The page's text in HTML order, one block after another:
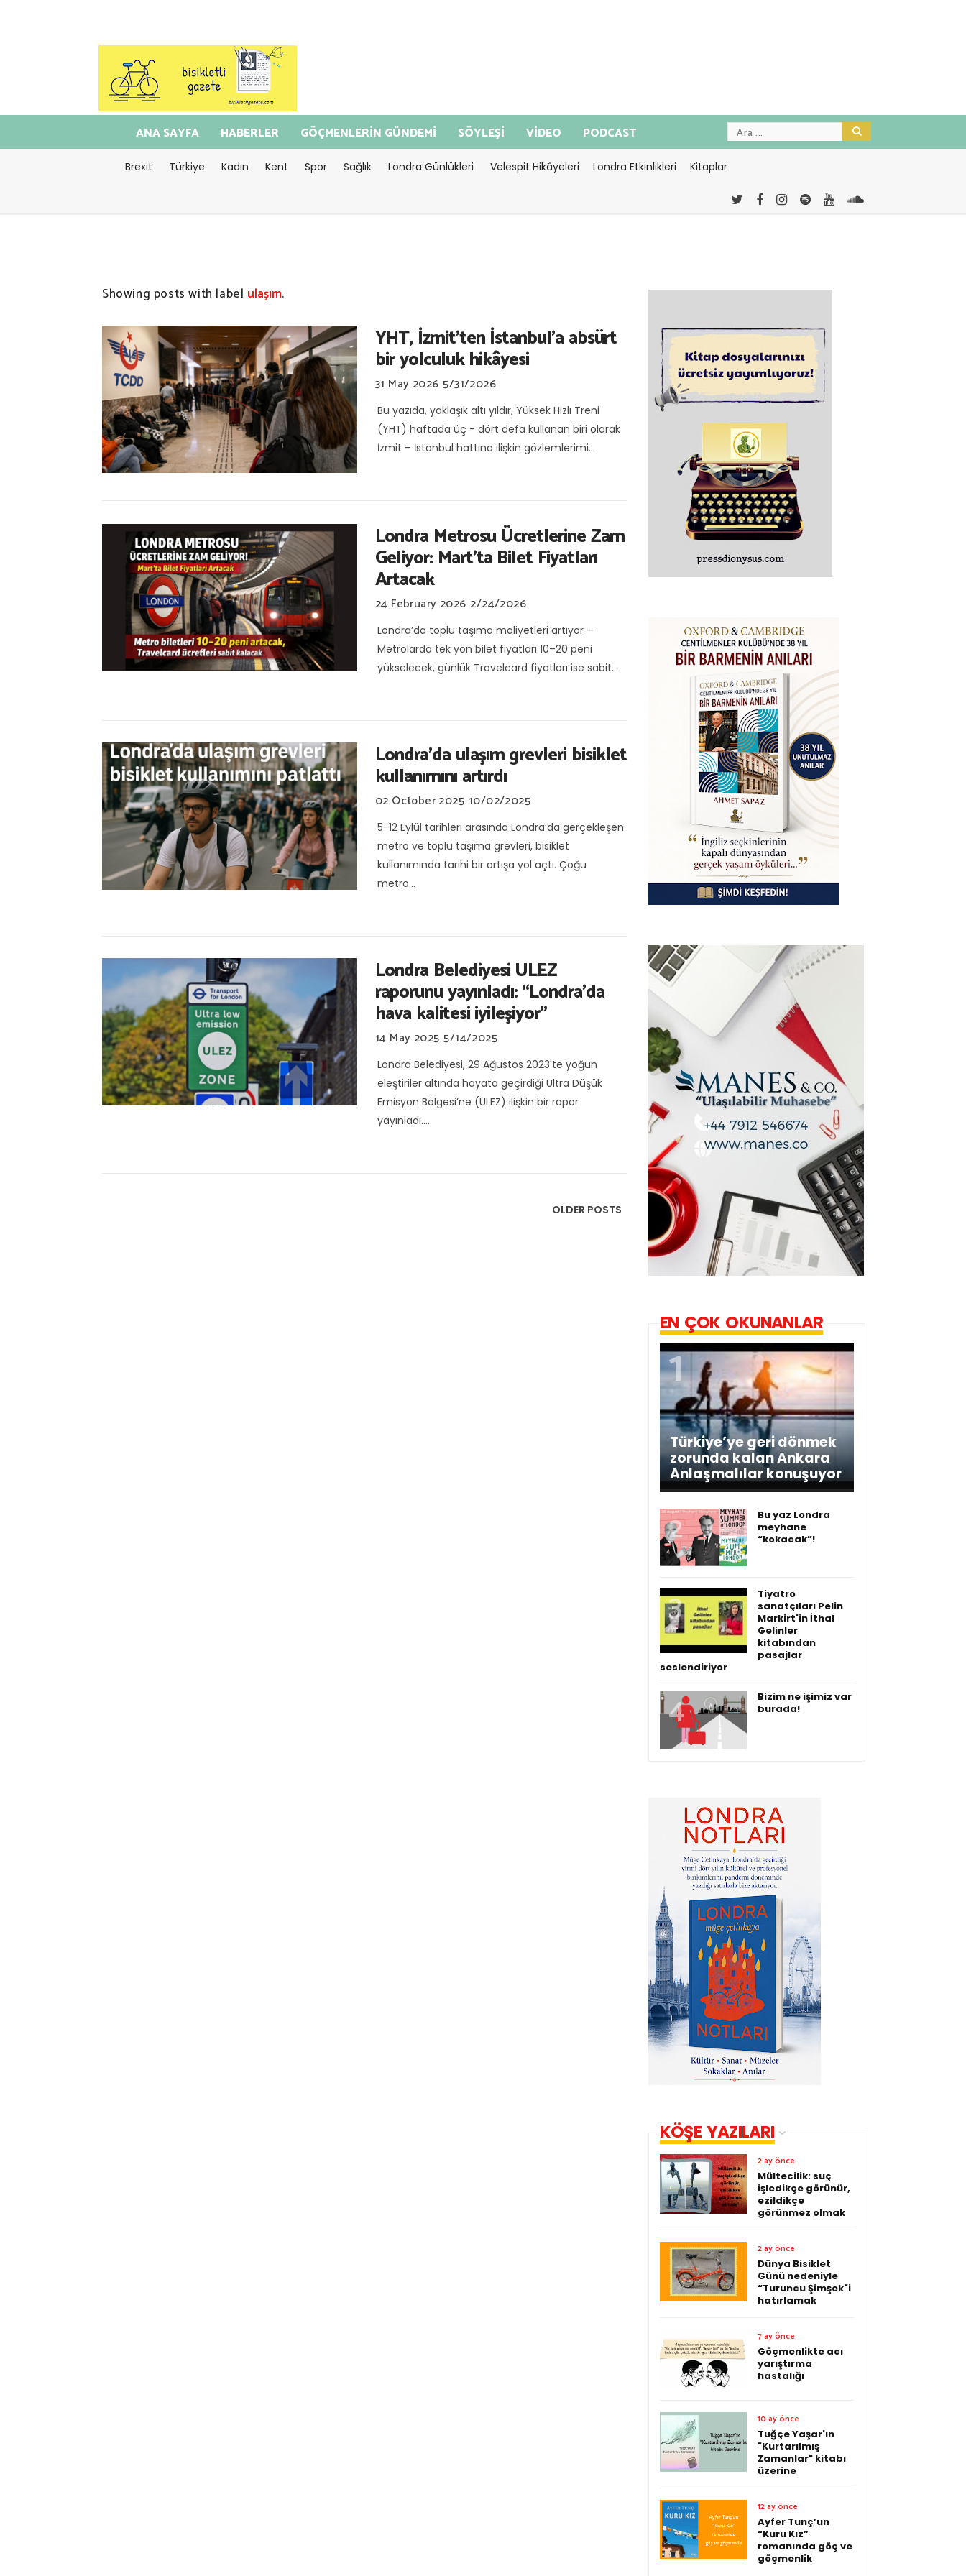
ANA SAYFA HABERLER GÖÇMENLERİN GÜNDEMİ SÖYLEŞİ VİDEO PODCAST
Brexit Türkiye Kadın Kent Spor Sağlık Londra Günlükleri Velespit Hikâyeleri Londra Etkinlikleri Kitaplar
Showing posts with label ulaşım.
YHT, İzmit’ten İstanbul’a absürt
bir yolculuk hikâyesi
31 May 2026 5/31/2026
Bu yazıda, yaklaşık altı yıldır, Yüksek Hızlı Treni
(YHT) haftada üç - dört defa kullanan biri olarak
İzmit – İstanbul hattına ilişkin gözlemlerimi...
Londra Metrosu Ücretlerine Zam
Geliyor: Mart’ta Bilet Fiyatları
Artacak
24 February 2026 2/24/2026
Londra’da toplu taşıma maliyetleri artıyor —
Metrolarda tek yön bilet fiyatları 10–20 peni
yükselecek, günlük Travelcard fiyatları ise sabit...
Londra’da ulaşım grevleri bisiklet
kullanımını artırdı
02 October 2025 10/02/2025
5-12 Eylül tarihleri arasında Londra’da gerçekleşen
metro ve toplu taşıma grevleri, bisiklet
kullanımında tarihi bir artışa yol açtı. Çoğu
metro...
Londra Belediyesi ULEZ
raporunu yayınladı: “Londra'da
hava kalitesi iyileşiyor”
14 May 2025 5/14/2025
Londra Belediyesi, 29 Ağustos 2023'te yoğun
eleştiriler altında hayata geçirdiği Ultra Düşük
Emisyon Bölgesi’ne (ULEZ) ilişkin bir rapor
yayınladı....
OLDER POSTS
EN ÇOK OKUNANLAR
Türkiye’ye geri dönmek
zorunda kalan Ankara
Anlaşmalılar konuşuyor
Bu yaz Londra
meyhane
“kokacak”!
Tiyatro
sanatçıları Pelin
Markirt'in İthal
Gelinler
kitabından
pasajlar
seslendiriyor
Bizim ne işimiz var
burada!
KÖŞE YAZILARI
2 ay önce
Mültecilik: suç
işledikçe görünür,
ezildikçe
görünmez olmak
2 ay önce
Dünya Bisiklet
Günü nedeniyle
“Turuncu Şimşek"i
hatırlamak
7 ay önce
Göçmenlikte acı
yarıştırma
hastalığı
10 ay önce
Tuğçe Yaşar'ın
"Kurtarılmış
Zamanlar" kitabı
üzerine
12 ay önce
Ayfer Tunç’un
“Kuru Kız”
romanında göç ve
göçmenlik